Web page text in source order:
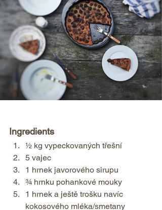
Ingredients
½ kg vypeckovaných třešní
5 vajec
1 hrnek javorového sirupu
¾ hrnku pohankové mouky
1 hrnek a ještě trošku navíc
kokosového mléka/smetany